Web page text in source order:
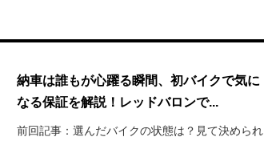
納車は誰もが心躍る瞬間、初バイクで気に
なる保証を解説！レッドバロンで...
前回記事：選んだバイクの状態は？見て決められ